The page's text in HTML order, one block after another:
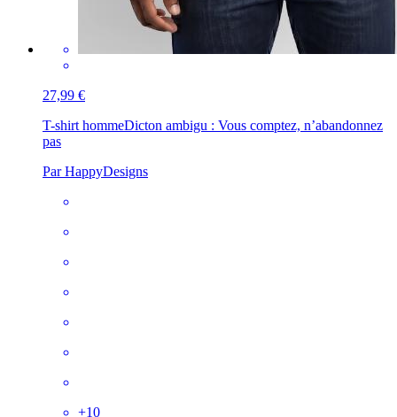
27,99 €
T-shirt hommeDicton ambigu : Vous comptez, n’abandonnez
pas
Par HappyDesigns
+10